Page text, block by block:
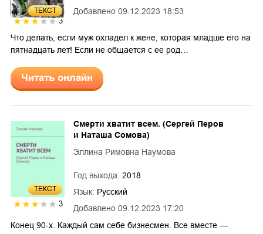
ТЕКСТ
3
Добавлено 09.12.2023 18:53
Что делать, если муж охладел к жене, которая младше его на
пятнадцать лет! Если не общается с ее род…
Читать онлайн
ТЕКСТ
3 Добавлено 09.12.2023 17:20
Смерти хватит всем. (Сергей Перов
и Наташа Сомова)
Эллина Римовна Наумова
Год выхода: 2018
Язык: Русский
Конец 90-х. Каждый сам себе бизнесмен. Все вместе —